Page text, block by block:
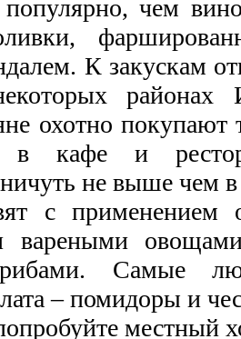
популярно, чем
К закускам
районах
охотно
в кафе и
не выше чем
с применением
вареными
Самые
– помидоры и
местный